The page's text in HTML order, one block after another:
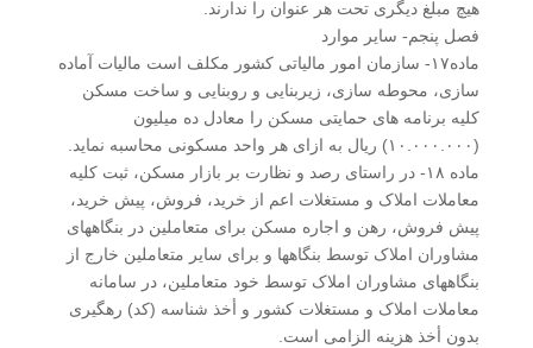
هیچ مبلغ دیگری تحت هر عنوان را ندارند.
فصل پنجم- سایر موارد
ماده۱۷- سازمان امور مالیاتی کشور مکلف است مالیات آماده
سازی، محوطه سازی، زیربنایی و روبنایی و ساخت مسکن
کلیه برنامه های حمایتی مسکن را معادل ده میلیون
(۱۰.۰۰۰.۰۰۰) ریال به ازای هر واحد مسکونی محاسبه نماید.
ماده ۱۸- در راستای رصد و نظارت بر بازار مسکن، ثبت کلیه
معاملات املاک و مستغلات اعم از خرید، فروش، پیش خرید،
پیش فروش، رهن و اجاره مسکن برای متعاملین در بنگاههای
مشاوران املاک توسط بنگاهها و برای سایر متعاملین خارج از
بنگاههای مشاوران املاک توسط خود متعاملین، در سامانه
معاملات املاک و مستغلات کشور و أخذ شناسه (کد) رهگیری
بدون أخذ هزینه الزامی است.